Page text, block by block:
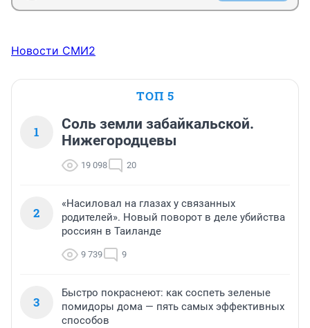
Новости СМИ2
ТОП 5
1
Соль земли забайкальской.
Нижегородцевы
19 098 20
2
«Насиловал на глазах у связанных
родителей». Новый поворот в деле убийства
россиян в Таиланде
9 739 9
3
Быстро покраснеют: как соспеть зеленые
помидоры дома — пять самых эффективных
способов